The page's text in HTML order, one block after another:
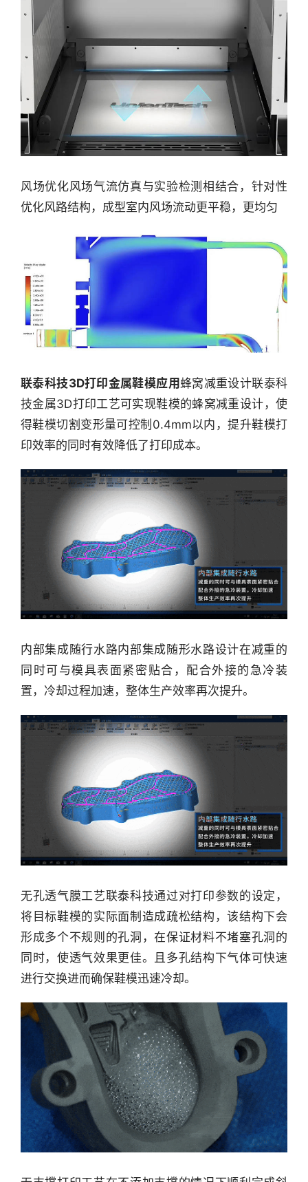
行
业
报
讯
头
条
风场优化风场气流仿真与实验检测相结合，针对性
优化风路结构，成型室内风场流动更平稳，更均匀
联泰科技3D打印金属鞋模应用 蜂窝减重设计联泰科
技金属3D打印工艺可实现鞋模的蜂窝减重设计，使
得鞋模切割变形量可控制0.4mm以内，提升鞋模打
印效率的同时有效降低了打印成本。
内部集成随行水路内部集成随形水路设计在减重的
同时可与模具表面紧密贴合，配合外接的急冷装
置，冷却过程加速，整体生产效率再次提升。
无孔透气膜工艺联泰科技通过对打印参数的设定，
将目标鞋模的实际面制造成疏松结构，该结构下会
形成多个不规则的孔洞，在保证材料不堵塞孔洞的
同时，使透气效果更佳。且多孔结构下气体可快速
进行交换进而确保鞋模迅速冷却。